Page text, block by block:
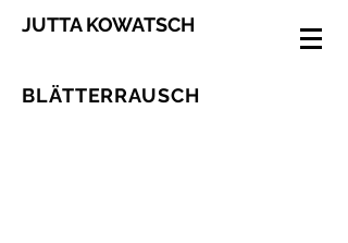
JUTTA KOWATSCH
BLÄTTERRAUSCH